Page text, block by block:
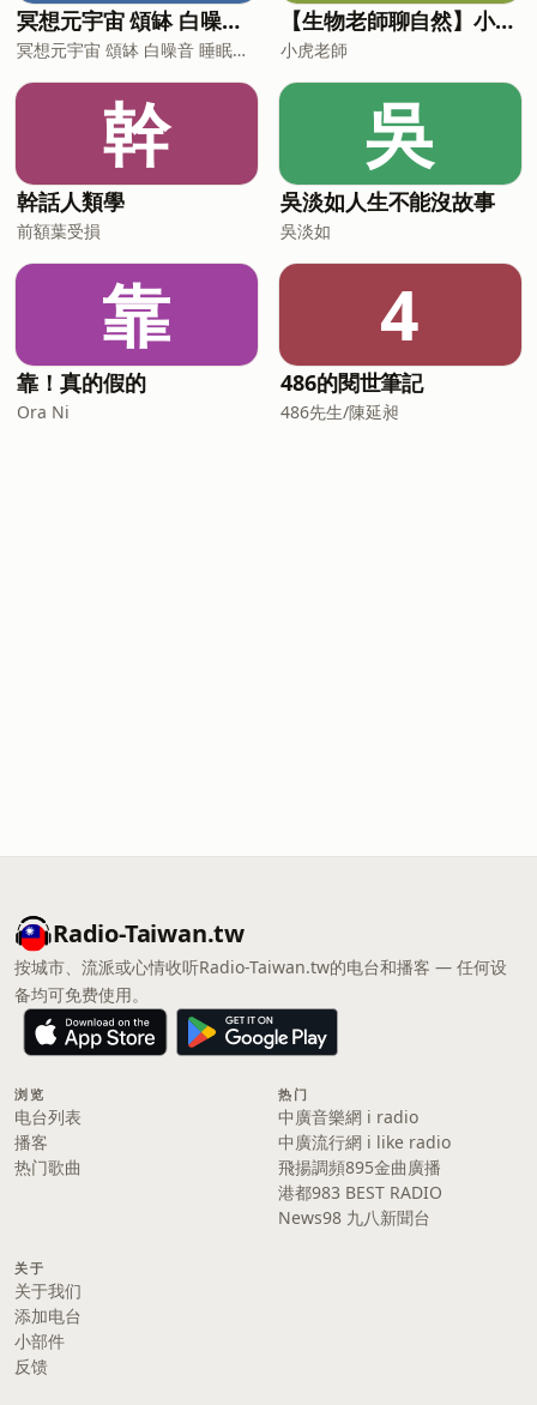
冥想元宇宙 頌缽 白噪音 睡眠音樂
冥想元宇宙 頌缽 白噪音 睡眠音樂
【生物老師聊自然】小故事，談生態
小虎老師
幹
幹話人類學
前額葉受損
吳
吳淡如人生不能沒故事
吳淡如
靠
靠！真的假的
Ora Ni
4
486的閱世筆記
486先生/陳延昶
Radio-Taiwan.tw
按城市、流派或心情收听Radio-Taiwan.tw的电台和播客 — 任何设
备均可免费使用。
浏览
电台列表
播客
热门歌曲
热门
中廣音樂網 i radio
中廣流行網 i like radio
飛揚調頻895金曲廣播
港都983 BEST RADIO
News98 九八新聞台
关于
关于我们
添加电台
小部件
反馈